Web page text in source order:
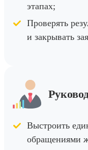
этапах;
Проверять
и закрывать
Выстроить
обращениями